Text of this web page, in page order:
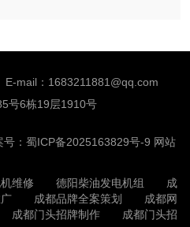
mail：1683211881@qq.com
号6栋19层1910号
： 蜀ICP备2025163829号-9 网站
维修 德阳柴油发电机组
成
成都品牌全案策划
成都网
成都门头招牌制作
成都门头招